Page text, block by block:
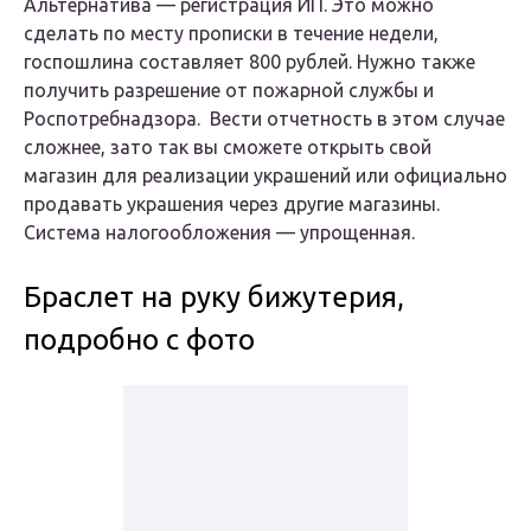
Альтернатива — регистрация ИП. Это можно
сделать по месту прописки в течение недели,
госпошлина составляет 800 рублей. Нужно также
получить разрешение от пожарной службы и
Роспотребнадзора. Вести отчетность в этом случае
сложнее, зато так вы сможете открыть свой
магазин для реализации украшений или официально
продавать украшения через другие магазины.
Система налогообложения — упрощенная.
Браслет на руку бижутерия,
подробно с фото